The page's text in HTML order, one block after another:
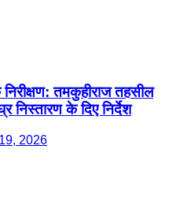
तमकुहीराज तहसील
निस्तारण के दिए निर्देश
2026